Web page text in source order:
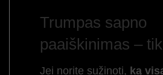
Trumpas sapno
paaiškinimas –
Jei norite sužinoti, ką